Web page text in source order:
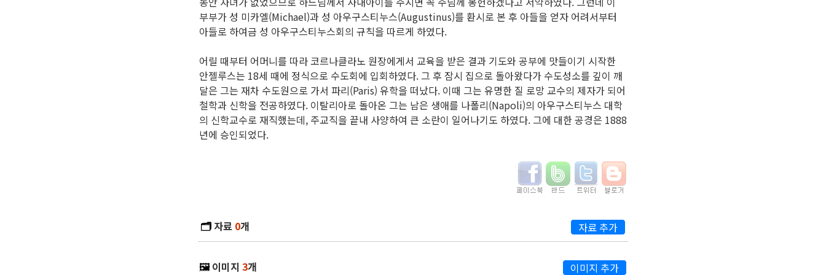
부부가 성 미카엘(Michael)과 성 아우구스티누스(Augustinus)를 환시로 본 후 아들을 얻자 어려서부터
아들로 하여금 성 아우구스티누스회의 규칙을 따르게 하였다.
어릴 때부터 어머니를 따라 코르나클라노 원장에게서 교육을 받은 결과 기도와 공부에 맛들이기 시작한
안젤루스는 18세 때에 정식으로 수도회에 입회하였다. 그 후 잠시 집으로 돌아왔다가 수도성소를 깊이 깨
달은 그는 재차 수도원으로 가서 파리(Paris) 유학을 떠났다. 이때 그는 유명한 질 로망 교수의 제자가 되어
철학과 신학을 전공하였다. 이탈리아로 돌아온 그는 남은 생애를 나폴리(Napoli)의 아우구스티누스 대학
의 신학교수로 재직했는데, 주교직을 끝내 사양하여 큰 소란이 일어나기도 하였다. 그에 대한 공경은 1888
년에 승인되었다.
🗂️ 자료 0개 자료 추가
🖼️이미지 3개 이미지 추가